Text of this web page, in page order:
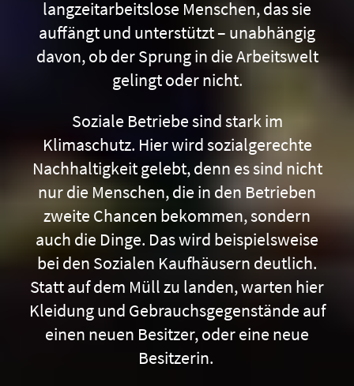
langzeitarbeitslose Menschen, das sie
auffängt und unterstützt – unabhängig
davon, ob der Sprung in die Arbeitswelt
gelingt oder nicht.
Soziale Betriebe sind stark im
Klimaschutz. Hier wird sozialgerechte
Nachhaltigkeit gelebt, denn es sind nicht
nur die Menschen, die in den Betrieben
zweite Chancen bekommen, sondern
auch die Dinge. Das wird beispielsweise
bei den Sozialen Kaufhäusern deutlich.
Statt auf dem Müll zu landen, warten hier
Kleidung und Gebrauchsgegenstände auf
einen neuen Besitzer, oder eine neue
Besitzerin.